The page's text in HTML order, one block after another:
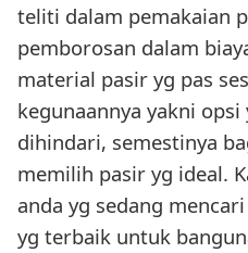
teliti dalam pemakaian
pemborosan dalam
material pasir yg pas
kegunaannya yakni
dihindari, semestinya
memilih pasir yg ideal.
anda yg sedang
yg terbaik untuk